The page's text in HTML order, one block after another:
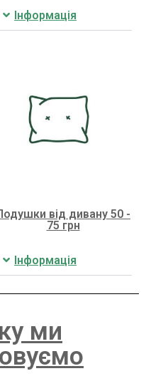
Інформація
від дивану 50 -
75 грн
Інформація
ми